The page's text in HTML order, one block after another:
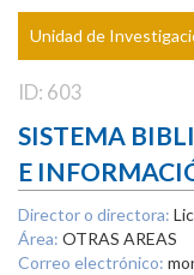
Unidad de
ID: 603
SISTEMA
E
Director o directora:
Área: OTRAS AREAS
Correo electrónico: